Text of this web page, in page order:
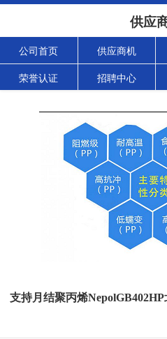
供应
公司首页 供应商机
荣誉认证 招聘中心
支持月结聚丙烯